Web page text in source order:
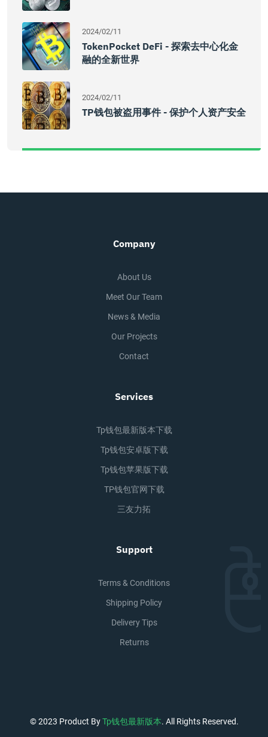
2024/02/11
TokenPocket DeFi - 探索去中心化金
融的全新世界
2024/02/11
TP钱包被盗用事件 - 保护个人资产安全
Company
About Us
Meet Our Team
News & Media
Our Projects
Contact
Services
Tp钱包最新版本下载
Tp钱包安卓版下载
Tp钱包苹果版下载
TP钱包官网下载
三友力拓
Support
Terms & Conditions
Shipping Policy
Delivery Tips
Returns
© 2023 Product ByTp钱包最新版本. All Rights Reserved.